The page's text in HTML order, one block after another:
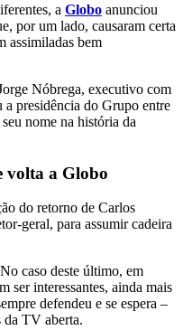
a Globo anunciou
por um lado, causaram certa
assimiladas bem
Nóbrega, executivo com
a presidência do Grupo entre
nome na história da
volta a Globo
do retorno de Carlos
geral, para assumir cadeira
caso deste último, em
ser interessantes, ainda mais
defendeu e se espera –
da TV aberta.